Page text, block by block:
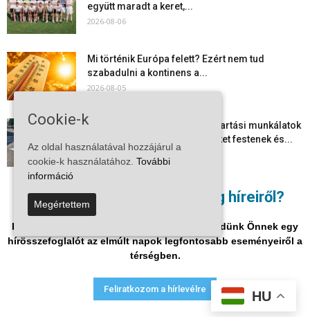
Nem akar lemaradni a térség híreiről?
Iratkozzon fel hírlevelükre, és mi hetente küldünk Önnek egy
hírösszefoglalót az elmúlt napok legfontosabb eseményeiről a
térségben.
Feliratkozom a hírlevélre
együtt maradt a keret,...
2026-08-06
Mi történik Európa felett? Ezért nem tud
szabadulni a kontinens a...
2026-08-05
Folyamatosak a nyári karbantartási munkálatok
Kiskőrösön – útburkolati jeleket festenek és...
Több száz gyorshajtót és ittas sofőrt szűrtek ki
Bács-Kiskun útjain –...
Adatvédelmi nyilatkozat Médiaajánlat Impresszum
HU
Cookie-k
Az oldal használatával hozzájárul a
cookie-k használatához. További
információ
Megértettem